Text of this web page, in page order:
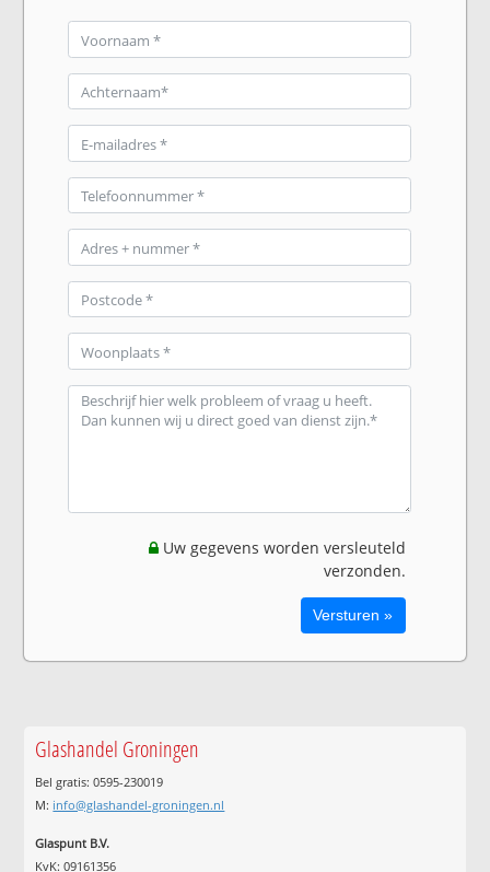
Uw gegevens worden versleuteld
verzonden.
Glashandel Groningen
Bel gratis: 0595-230019
M: info@glashandel-groningen.nl
Glaspunt B.V.
KvK: 09161356